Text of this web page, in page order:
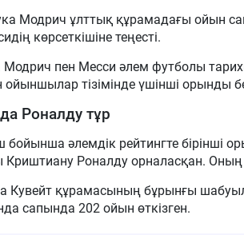
Модрич ұлттық құрамадағы ойын
көрсеткішіне теңесті.
Модрич пен Месси әлем футболы
ойыншылар тізімінде үшінші орынды
Роналду тұр
бойынша әлемдік рейтингте бірінші
Роналду орналасқан. Оның
Кувейт құрамасының бұрынғы
сапында 202 ойын өткізген.